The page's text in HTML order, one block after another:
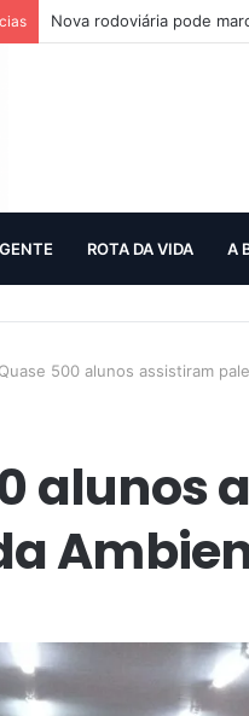
Nova rodoviária pode
ROTA DA VIDA A
Quase 500 alunos assistiram
alunos